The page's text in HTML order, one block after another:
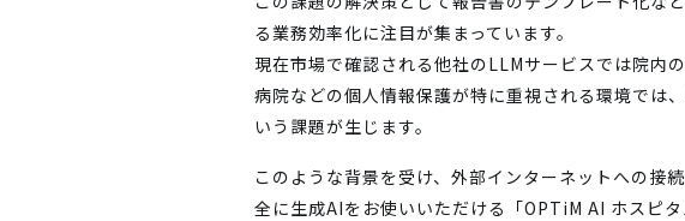
る業務効率化に注目が集まっています。
現在市場で確認される他社のLLMサービスでは院内
病院などの個人情報保護が特に重視される環境では
いう課題が生じます。
このような背景を受け、外部インターネットへの接
全に生成AIをお使いいただける「OPTiM AI ホスピタ